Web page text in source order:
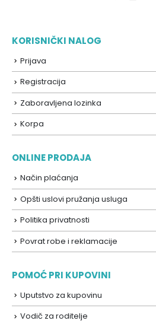
KORISNIČKI NALOG
Prijava
Registracija
Zaboravljena lozinka
Korpa
ONLINE PRODAJA
Način plaćanja
Opšti uslovi pružanja usluga
Politika privatnosti
Povrat robe i reklamacije
POMOĆ PRI KUPOVINI
Uputstvo za kupovinu
Vodič za roditelje